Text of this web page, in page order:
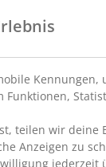
teilen wir
Anzeigen zu